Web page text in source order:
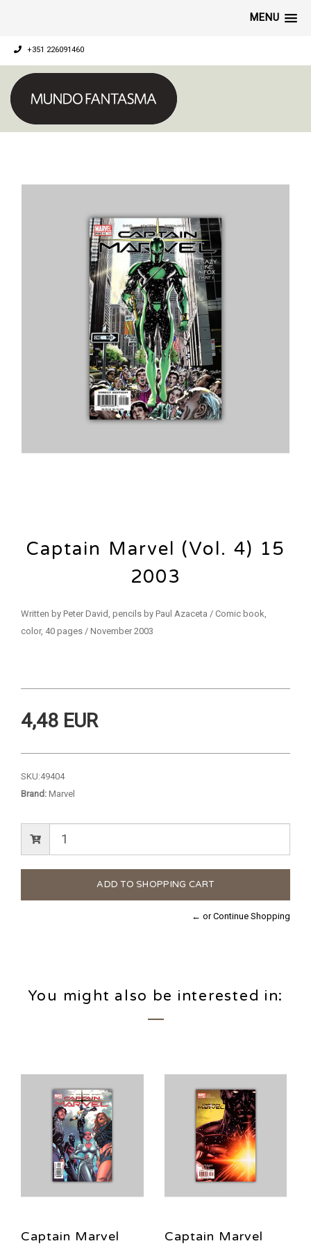
MENU
+351 226091460
Captain Marvel (Vol. 4) 15
2003
Written by Peter David, pencils by Paul Azaceta / Comic book,
color, 40 pages / November 2003
4,48 EUR
SKU:49404
Brand: Marvel
← or Continue Shopping
You might also be interested in:
Captain Marvel
Captain Marvel